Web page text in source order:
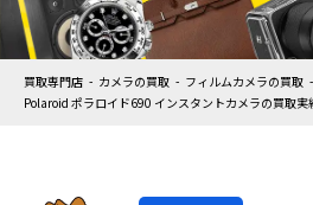
買取専門店 カメラの買取
フィルムカメラの買取
Polaroid ポラロイド690 インスタントカメラの買取実